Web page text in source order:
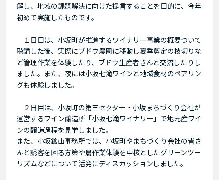
解し、地域の課題解決に向けた提言することを目的に、今年
初めて実施したものです。
１日目は、小坂町が推進するワイナリー事業の概要ついて
聴講した後、実際にブドウ農園に移動し夏季剪定の枝切りな
ど管理作業を体験したり、ブドウ生産者さんと交流したりし
ました。また、夜には小坂七滝ワインと地域食材のペアリン
グも体験しました。
２日目は、小坂町の第三セクター・小坂まちづくり会社が
運営するワイン醸造所「小坂七滝ワイナリー」で地元産ワイ
ンの醸造過程を見学しました。
また、小坂鉱山事務所では、小坂町やまちづくり会社の皆さ
んと誘客を図る方策や農作業体験を中核としたグリーンツー
リズムなどについて活発にディスカッションしました。